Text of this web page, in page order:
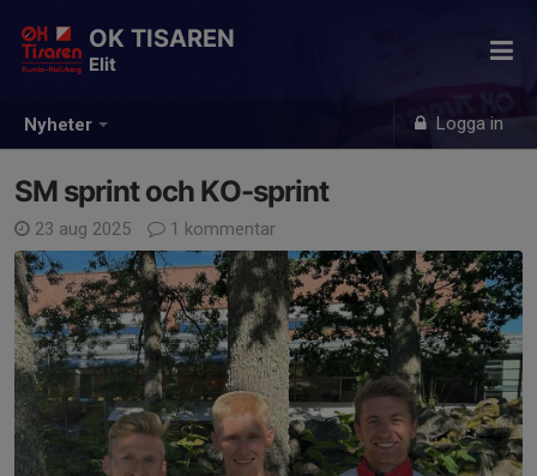
Nyheter Logga in
OK TISAREN
Elit
SM sprint och KO-sprint
23 aug 2025 1 kommentar